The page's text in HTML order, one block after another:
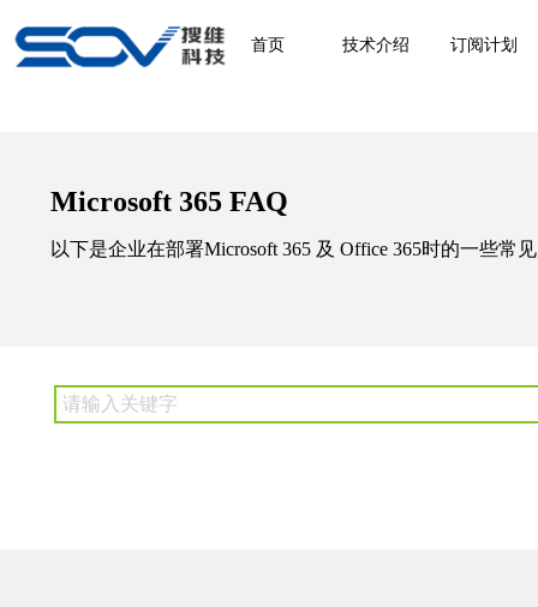
首页 技术介绍 订阅计划
Microsoft 365 FAQ
以下是企业在部署Microsoft 365 及 Office 365时的一些常